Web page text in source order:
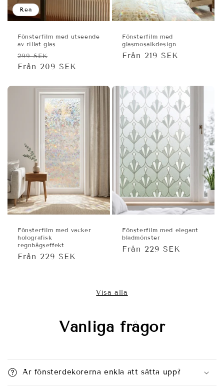
Rea
Fönsterfilm med utseende
av rillat glas
Ordinarie
pris
299 SEK
Från 209 SEK
Fönsterfilm med
glasmosaikdesign
Ordinarie
Från 219 SEK
Fönsterfilm med vacker
holografisk
regnbågseffekt
Ordinarie
Från 229 SEK
Fönsterfilm med elegant
bladmönster
Ordinarie
Från 229 SEK
Visa alla
Vanliga frågor
Är fönsterdekorerna enkla att sätta upp?